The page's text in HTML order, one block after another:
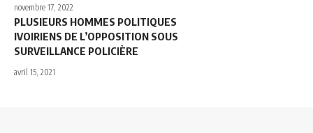
novembre 17, 2022
PLUSIEURS HOMMES POLITIQUES
IVOIRIENS DE L’OPPOSITION SOUS
SURVEILLANCE POLICIÈRE
avril 15, 2021